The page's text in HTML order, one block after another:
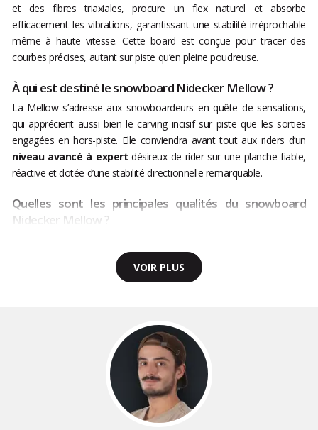
et des fibres triaxiales, procure un flex naturel et absorbe
efficacement les vibrations, garantissant une stabilité irréprochable
même à haute vitesse. Cette board est conçue pour tracer des
courbes précises, autant sur piste qu’en pleine poudreuse.
À qui est destiné le snowboard Nidecker Mellow ?
La Mellow s’adresse aux snowboardeurs en quête de sensations,
qui apprécient aussi bien le carving incisif sur piste que les sorties
engagées en hors-piste. Elle conviendra avant tout aux riders d’un
niveau avancé à expert désireux de rider sur une planche fiable,
réactive et dotée d’une stabilité directionnelle remarquable.
Quelles sont les principales qualités du snowboard
Nidecker Mellow ?
VOIR PLUS